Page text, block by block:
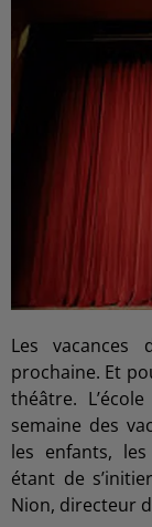
Les vacances
prochaine. Et
théâtre.
semaine des
les enfants,
étant de
Nion, directeur